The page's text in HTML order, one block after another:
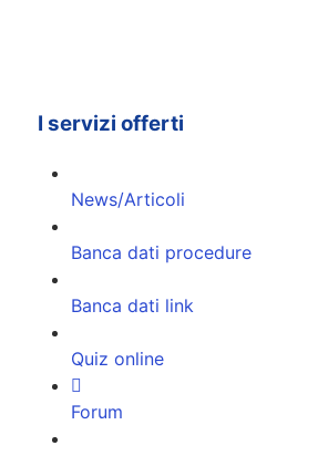
I servizi offerti
News/Articoli
Banca dati procedure
Banca dati link
Quiz online
Forum